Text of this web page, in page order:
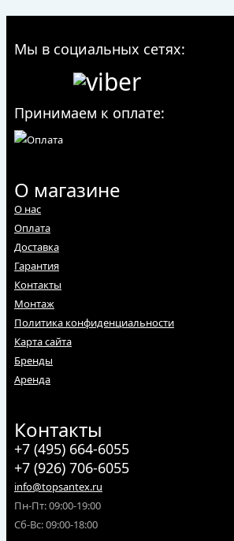
Мы в социальных сетях:
Принимаем к оплате:
О магазине
О нас
Оплата
Доставка
Гарантия
Контакты
Монтаж
Политика конфиденциальности
Карта сайта
Бренды
Аренда
Контакты
+7 (495) 664-6055
+7 (926) 706-6055
info@topsantex.ru
Пн-Пт: 09:00-19:00
Сб-Вс: 09:00-18:00